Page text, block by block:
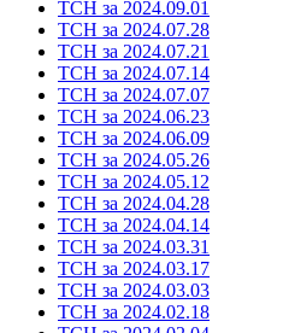
ТСН за 2024.09.01
ТСН за 2024.07.28
ТСН за 2024.07.21
ТСН за 2024.07.14
ТСН за 2024.07.07
ТСН за 2024.06.23
ТСН за 2024.06.09
ТСН за 2024.05.26
ТСН за 2024.05.12
ТСН за 2024.04.28
ТСН за 2024.04.14
ТСН за 2024.03.31
ТСН за 2024.03.17
ТСН за 2024.03.03
ТСН за 2024.02.18